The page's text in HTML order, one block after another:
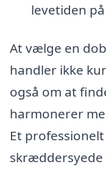
levetiden
At vælge en
handler ikke
også om at
harmonerer
Et
skræddersyede